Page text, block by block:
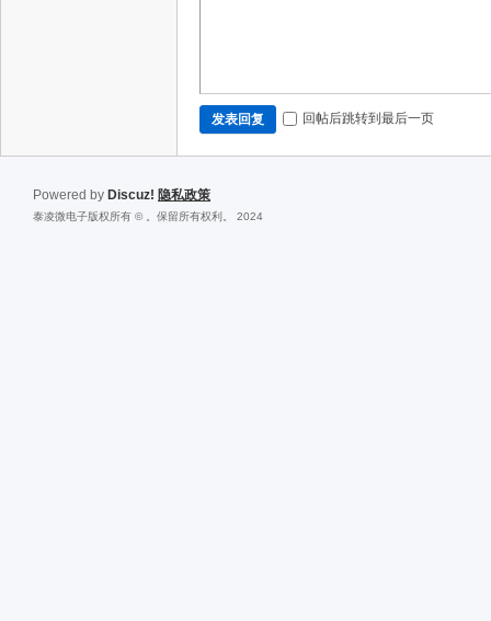
发表回复 回帖后跳转到最后一页
Powered by Discuz! 隐私政策
泰凌微电子版权所有 © 。保留所有权利。 2024